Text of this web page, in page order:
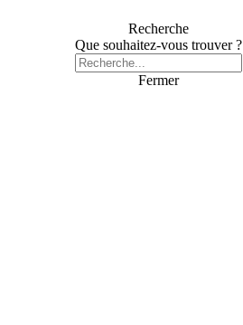
Recherche
Que souhaitez-vous trouver ?
Fermer